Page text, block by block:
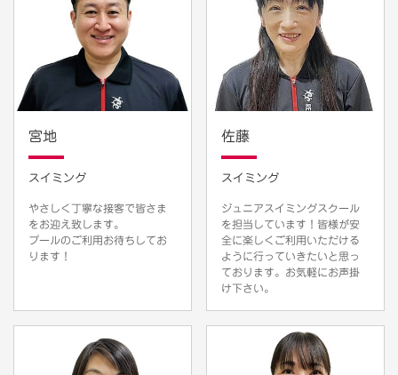
宮地
スイミング
やさしく丁寧な接客で皆さま
をお迎え致します。
プールのご利用お待ちしてお
ります！
佐藤
スイミング
ジュニアスイミングスクール
を担当しています！皆様が安
全に楽しくご利用いただける
ように行っていきたいと思っ
ております。お気軽にお声掛
け下さい。